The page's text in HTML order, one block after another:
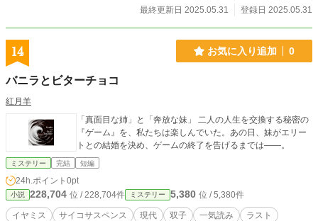
最終更新日 2025.05.31
登録日 2025.05.31
14 お気に入り追加 0
バニラとビターチョコ
紅月羊
「真面目な姉」と「奔放な妹」 二人の人生を交換する秘密の
『ゲーム』を、私たちは楽しんでいた。あの日、妹がエリー
トとの結婚を決め、ゲームの終了を告げるまでは――。
ミステリー 完結 短編
24h.ポイント 0pt
小説 228,704 位 / 228,704件 ミステリー 5,380 位 / 5,380件
イヤミス サイコサスペンス 現代 双子 一気読み
ラスト